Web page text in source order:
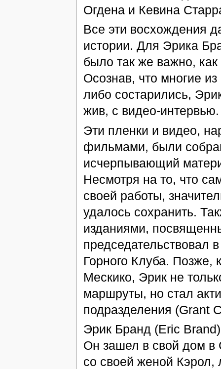
Огдена и Кевина
Все эти восхождения
истории. Для Эрика
было так же важно, как
Осознав, что многие
либо состарились,
жив, с видео-интервью.
Эти пленки и видео,
фильмами, были
исчерпывающий
Несмотря на то, что
своей работы,
удалось сохранить.
изданиями,
председательствовал
Горного Клуба. Позже,
Мескико, Эрик не
маршруты, но стал
подразделения (Grant
Эрик Бранд (Eric
Он зашел в свой дом в
со своей женой Кэрол,